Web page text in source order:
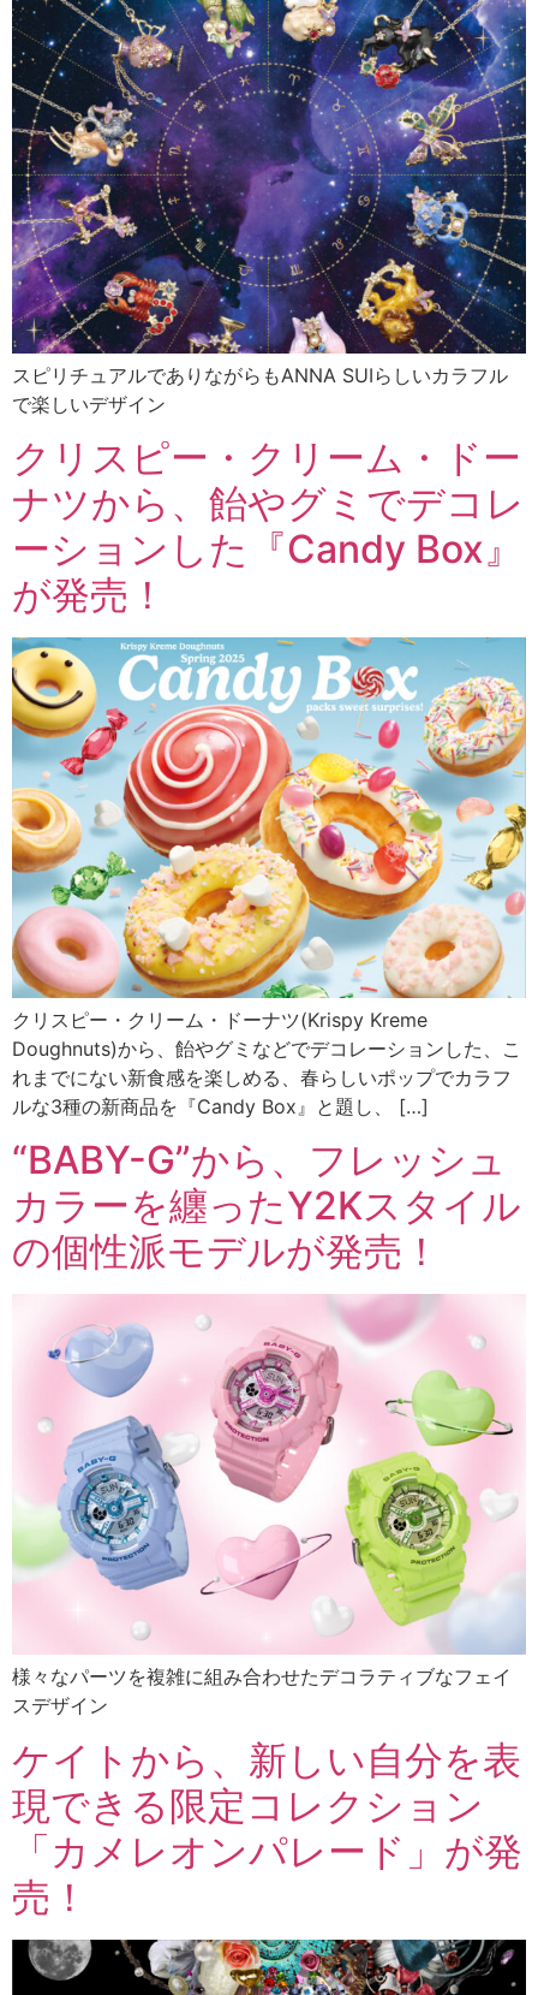
スピリチュアルでありながらもANNA SUIらしいカラフル
で楽しいデザイン
クリスピー・クリーム・ドー
ナツから、飴やグミでデコレ
ーションした『Candy Box』
が発売！
クリスピー・クリーム・ドーナツ(Krispy Kreme
Doughnuts)から、飴やグミなどでデコレーションした、こ
れまでにない新食感を楽しめる、春らしいポップでカラフ
ルな3種の新商品を『Candy Box』と題し、 […]
“BABY-G”から、フレッシュ
カラーを纏ったY2Kスタイル
の個性派モデルが発売！
様々なパーツを複雑に組み合わせたデコラティブなフェイ
スデザイン
ケイトから、新しい自分を表
現できる限定コレクション
「カメレオンパレード」が発
売！